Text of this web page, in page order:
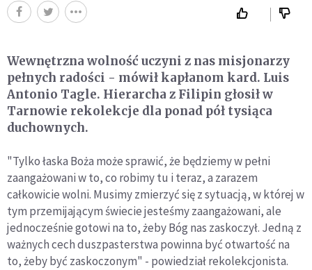
Wewnętrzna wolność uczyni z nas misjonarzy
pełnych radości - mówił kapłanom kard. Luis
Antonio Tagle. Hierarcha z Filipin głosił w
Tarnowie rekolekcje dla ponad pół tysiąca
duchownych.
"Tylko łaska Boża może sprawić, że będziemy w pełni
zaangażowani w to, co robimy tu i teraz, a zarazem
całkowicie wolni. Musimy zmierzyć się z sytuacją, w której w
tym przemijającym świecie jesteśmy zaangażowani, ale
jednocześnie gotowi na to, żeby Bóg nas zaskoczył. Jedną z
ważnych cech duszpasterstwa powinna być otwartość na
to, żeby być zaskoczonym" - powiedział rekolekcjonista.